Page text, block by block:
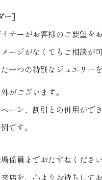
ー]
ナーがお客様のご要望を
ージがなくてもご相談が可
一つの特別なジュエリー
がございます。
ーン、割引との併用ができ
です。
係員までおたずねください
店を、心よりお待ちしてお